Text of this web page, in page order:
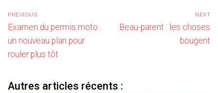
Navigation
de
l’article
PREVIOUS
Previous
post:
Examen du permis moto :
un nouveau plan pour
rouler plus tôt
NEXT
Next
Beau-parent : les choses
bougent
Autres articles récents :